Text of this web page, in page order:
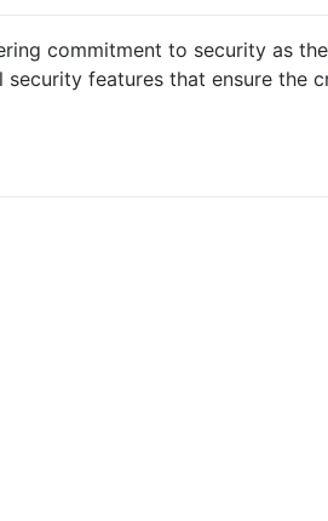
commitment to security as
features that ensure the